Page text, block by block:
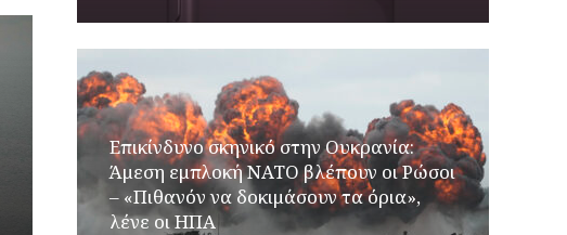
Επικίνδυνο σκηνικό στην Ουκρανία:
Άμεση εμπλοκή ΝΑΤΟ βλέπουν οι Ρώσοι
– «Πιθανόν να δοκιμάσουν τα όρια»,
λένε οι ΗΠΑ